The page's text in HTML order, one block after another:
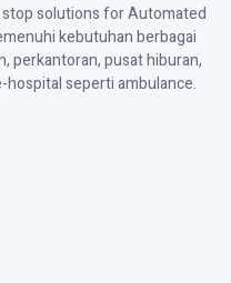
stop solutions for Automated
kebutuhan berbagai
perkantoran, pusat hiburan,
hospital seperti ambulance.